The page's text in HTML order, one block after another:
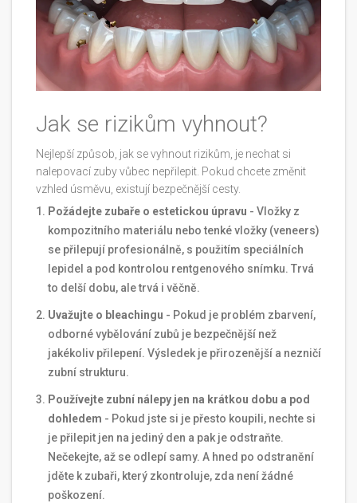
Jak se rizikům vyhnout?
Nejlepší způsob, jak se vyhnout rizikům, je nechat si
nalepovací zuby vůbec nepřilepit. Pokud chcete změnit
vzhled úsměvu, existují bezpečnější cesty.
Požádejte zubaře o estetickou úpravu - Vložky z
kompozitního materiálu nebo tenké vložky (veneers)
se přilepují profesionálně, s použitím speciálních
lepidel a pod kontrolou rentgenového snímku. Trvá
to delší dobu, ale trvá i věčně.
Uvažujte o bleachingu - Pokud je problém zbarvení,
odborné vybělování zubů je bezpečnější než
jakékoliv přilepení. Výsledek je přirozenější a nezničí
zubní strukturu.
Používejte zubní nálepy jen na krátkou dobu a pod
dohledem - Pokud jste si je přesto koupili, nechte si
je přilepit jen na jediný den a pak je odstraňte.
Nečekejte, až se odlepí samy. A hned po odstranění
jděte k zubaři, který zkontroluje, zda není žádné
poškození.